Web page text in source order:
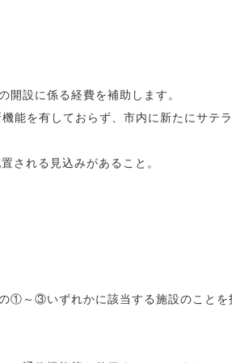
設に係る経費を補助します。
能を有しておらず、市内に新たにサテ
される見込みがあること。
①～③いずれかに該当する施設のことを